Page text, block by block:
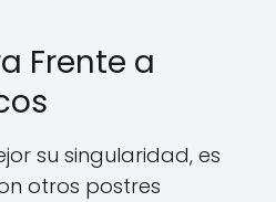
Frente a
su singularidad, es
otros postres